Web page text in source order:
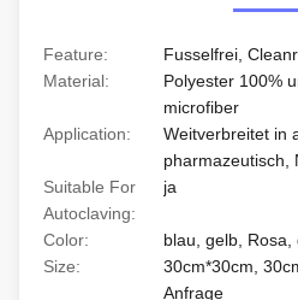
Feature:
Fusselfrei,
Material:
Polyester 100%
microfiber
Application:
Weitverbreitet in
pharmazeutisch,
Suitable For
Autoclaving:
ja
Color:
blau, gelb,
Size:
30cm*30cm,
Anfrage